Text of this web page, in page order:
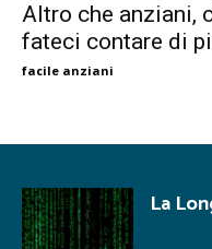
Altro che anziani,
fateci contare di
facile anziani
La